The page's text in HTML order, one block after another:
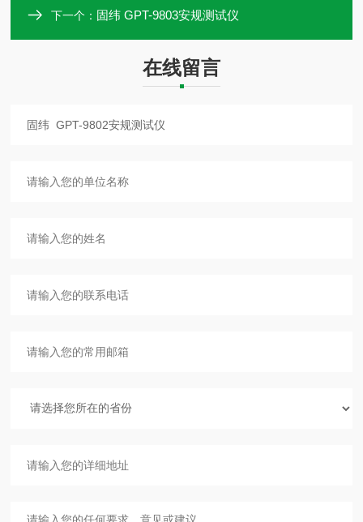
下一个： 固纬 GPT-9803安规测试仪
在线留言